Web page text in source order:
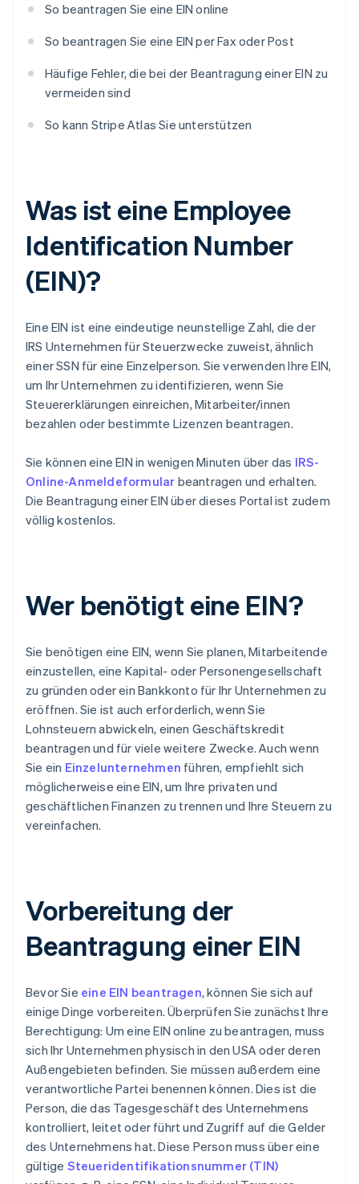
So beantragen Sie eine EIN online
So beantragen Sie eine EIN per Fax oder Post
Häufige Fehler, die bei der Beantragung einer EIN zu
vermeiden sind
So kann Stripe Atlas Sie unterstützen
Was ist eine Employee
Identification Number
(EIN)?
Eine EIN ist eine eindeutige neunstellige Zahl, die der
IRS Unternehmen für Steuerzwecke zuweist, ähnlich
einer SSN für eine Einzelperson. Sie verwenden Ihre EIN,
um Ihr Unternehmen zu identifizieren, wenn Sie
Steuererklärungen einreichen, Mitarbeiter/innen
bezahlen oder bestimmte Lizenzen beantragen.
Sie können eine EIN in wenigen Minuten über das IRS-
Online-Anmeldeformular beantragen und erhalten.
Die Beantragung einer EIN über dieses Portal ist zudem
völlig kostenlos.
Wer benötigt eine EIN?
Sie benötigen eine EIN, wenn Sie planen, Mitarbeitende
einzustellen, eine Kapital- oder Personengesellschaft
zu gründen oder ein Bankkonto für Ihr Unternehmen zu
eröffnen. Sie ist auch erforderlich, wenn Sie
Lohnsteuern abwickeln, einen Geschäftskredit
beantragen und für viele weitere Zwecke. Auch wenn
Sie ein Einzelunternehmen führen, empfiehlt sich
möglicherweise eine EIN, um Ihre privaten und
geschäftlichen Finanzen zu trennen und Ihre Steuern zu
vereinfachen.
Vorbereitung der
Beantragung einer EIN
Bevor Sie eine EIN beantragen, können Sie sich auf
einige Dinge vorbereiten. Überprüfen Sie zunächst Ihre
Berechtigung: Um eine EIN online zu beantragen, muss
sich Ihr Unternehmen physisch in den USA oder deren
Außengebieten befinden. Sie müssen außerdem eine
verantwortliche Partei benennen können. Dies ist die
Person, die das Tagesgeschäft des Unternehmens
kontrolliert, leitet oder führt und Zugriff auf die Gelder
des Unternehmens hat. Diese Person muss über eine
gültige Steueridentifikationsnummer (TIN)